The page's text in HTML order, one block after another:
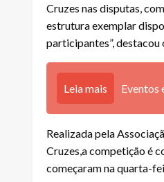
Cruzes nas disputas,
estrutura exemplar
participantes”,
Leia mais Eventos
Realizada pela
Cruzes,a competição é
começaram na quarta-